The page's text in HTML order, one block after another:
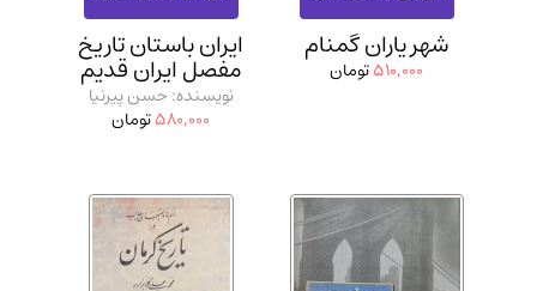
شهر یاران گمنام
510,000تومان
ایران باستان تاریخ
مفصل ایران قدیم
نویسنده: حسن پیرنیا
580,000تومان